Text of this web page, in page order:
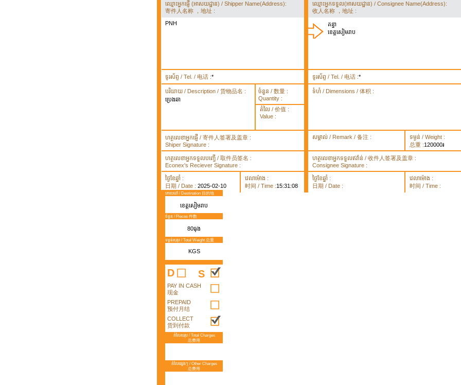
ឈ្មោះអ្នកផ្ញើ (អាសយដ្ឋាន) / Shipper Name(Address):
寄件人名称 ，地址 :
PNH
ឈ្មោះអ្នកទទួល(អាសយដ្ឋាន) / Consignee Name(Address):
收人名称 ，地址 :
គន្ធា
ខេត្តសៀមរាប
ទូរស័ព្ទ / Tel. / 电话 :* ទូរស័ព្ទ / Tel. / 电话 :*
បរិយាយ / Description / 货物品名 :
ប្រេងឆា
ចំនួន / 数量 :
Quantity :
តំលៃ / 价值 :
Value :
ទំហំ / Dimensions / 体积 :
ហត្ថលេខាអ្នកផ្ញើ / 寄件人签署及盖章 :
Shiper Signature :
សម្គាល់ / Remark / 备注 :
ទម្ងន់ / Weight :
总重 :120000៛
ហត្ថលេខាអ្នកទទួលបញ្ធើ / 取件员签名 :
Econex's Reciever Signature :
ហត្ថលេខាអ្នកទទួលឥវ៉ាន់ / 收件人签署及盖章 :
Consignee Signature :
ថ្ងៃខែឆ្នាំ :
日期 / Date : 2025-02-10
វេលាម៉ោង :
时间 / Time :15:31:08
ថ្ងៃខែឆ្នាំ :
日期 / Date :
វេលាម៉ោង :
时间 / Time :
គោលដៅ / Destination 目的地
ខេត្តសៀមរាប
ចំនួន / Pieces 件数
80ធុង
ទម្ងន់សរុប / Total Weight 总重
KGS
D S
PAY IN CASH
现金
PREPAID
预付月结
COLLECT
货到付款
តំលៃសរុប / Total Charges
总费用
តំលៃផ្សេងៗ / Other Charges
总费用